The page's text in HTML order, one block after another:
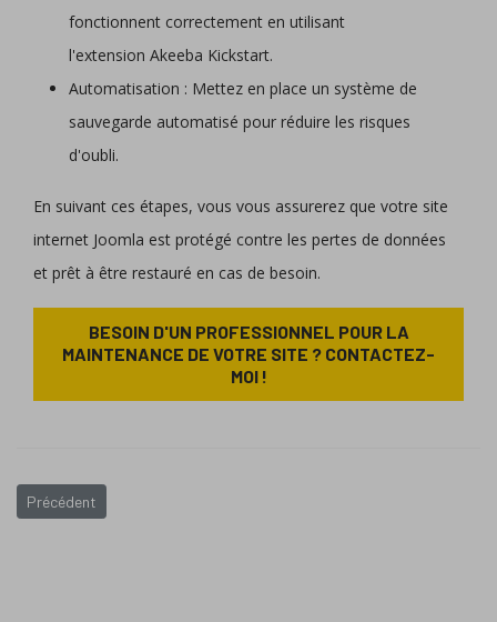
fonctionnent correctement en utilisant
l'extension Akeeba Kickstart.
Automatisation : Mettez en place un système de
sauvegarde automatisé pour réduire les risques
d'oubli.
En suivant ces étapes, vous vous assurerez que votre site
internet Joomla est protégé contre les pertes de données
et prêt à être restauré en cas de besoin.
BESOIN D'UN PROFESSIONNEL POUR LA
MAINTENANCE DE VOTRE SITE ? CONTACTEZ-
MOI !
Article précédent : L'importance du choix des extensions sur un site
Précédent